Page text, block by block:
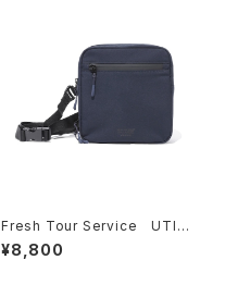
Fresh Tour Service UTILI
TY SLING BAG
¥8,800